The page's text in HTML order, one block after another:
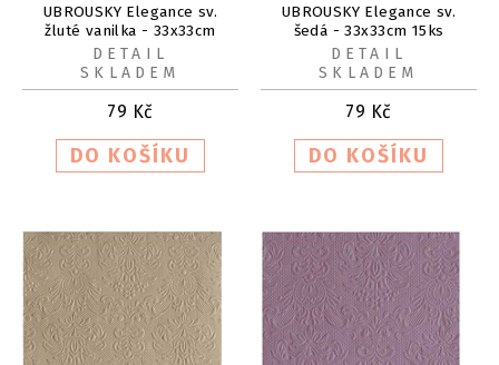
UBROUSKY Elegance sv.
žluté vanilka - 33x33cm
15ks
79 Kč
DETAIL
SKLADEM
UBROUSKY Elegance sv.
šedá - 33x33cm 15ks
79 Kč
DETAIL
SKLADEM